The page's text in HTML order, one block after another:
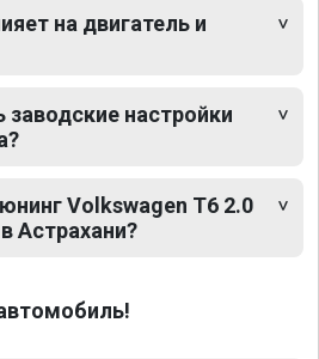
на двигатель и
настройки
Volkswagen T6 2.0
Астрахани?